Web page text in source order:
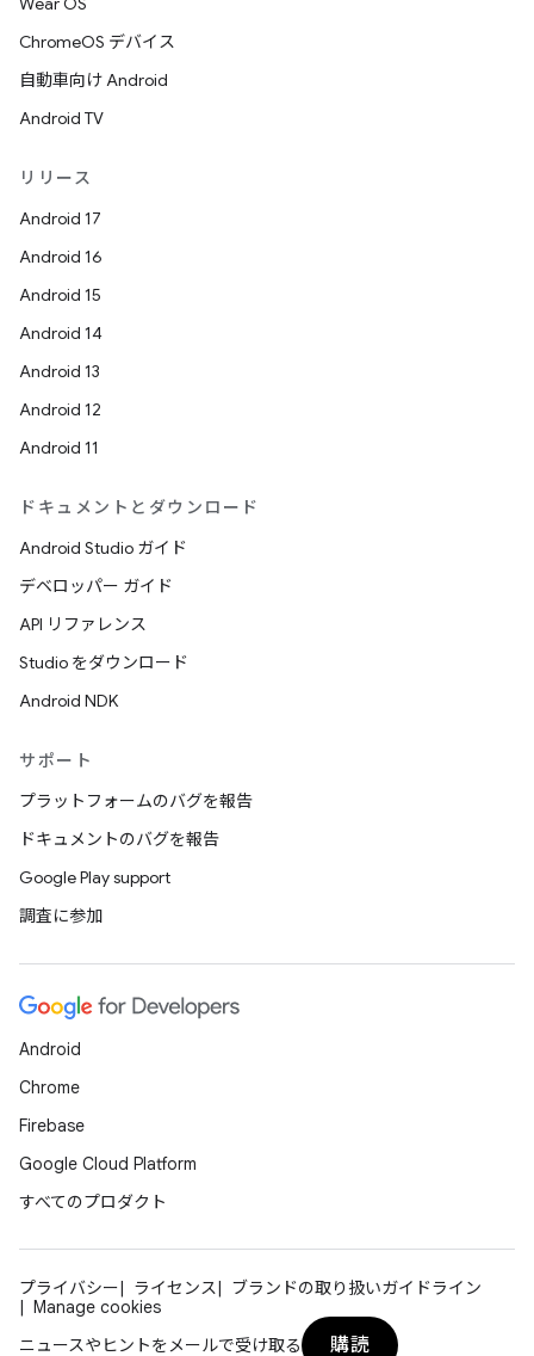
ChromeOS デバイス
自動車向け Android
Android TV
リリース
Android 17
Android 16
Android 15
Android 14
Android 13
Android 12
Android 11
ドキュメントとダウンロード
Android Studio ガイド
デベロッパー ガイド
API リファレンス
Studio をダウンロード
Android NDK
サポート
プラットフォームのバグを報告
ドキュメントのバグを報告
Google Play support
調査に参加
Android
Chrome
Firebase
Google Cloud Platform
すべてのプロダクト
プライバシー ライセンス
ブランドの取り扱いガイドライン
Manage cookies
ニュースやヒントをメールで受け取る
購読